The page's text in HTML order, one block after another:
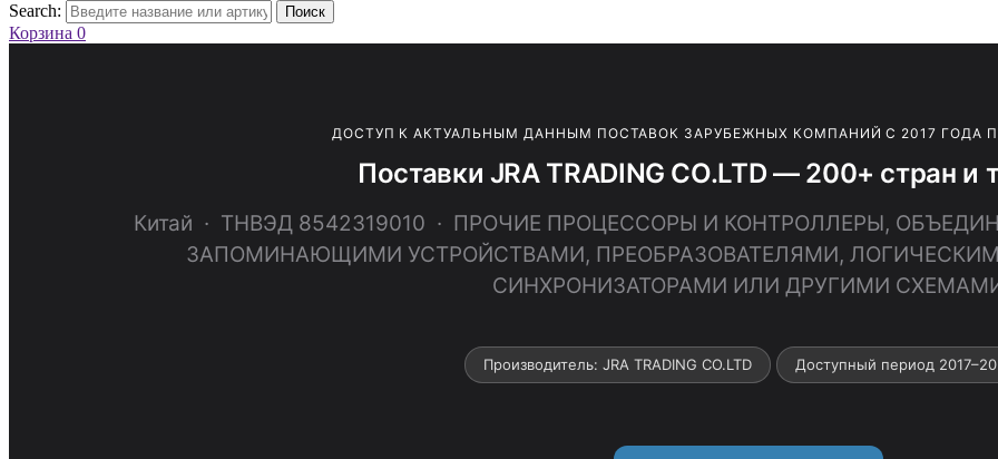
Search:
Поиск
Корзина 0
ДОСТУП К АКТУАЛЬНЫМ ДАННЫМ ПОСТАВОК ЗАРУБЕЖНЫХ КОМПАНИЙ С 2017 ГОДА
Поставки JRA TRADING CO.LTD — 200+ стран и
Китай · ТНВЭД 8542319010 · ПРОЧИЕ ПРОЦЕССОРЫ И КОНТРОЛЛЕРЫ,
ЗАПОМИНАЮЩИМИ УСТРОЙСТВАМИ, ПРЕОБРАЗОВАТЕЛЯМИ,
СИНХРОНИЗАТОРАМИ ИЛИ ДРУГИМИ
Производитель: JRA TRADING CO.LTD Доступный период